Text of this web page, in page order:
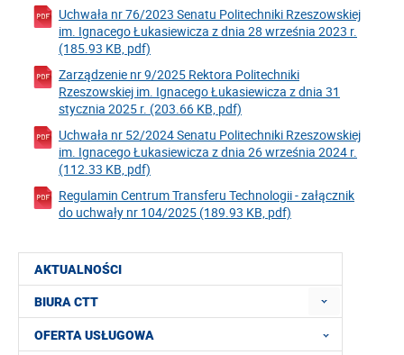
AKTUALNOŚCI
BIURA CTT
OFERTA USŁUGOWA
Uchwała nr 76/2023 Senatu Politechniki Rzeszowskiej
im. Ignacego Łukasiewicza z dnia 28 września 2023 r.
(185.93 KB, pdf)
Zarządzenie nr 9/2025 Rektora Politechniki
Rzeszowskiej im. Ignacego Łukasiewicza z dnia 31
stycznia 2025 r. (203.66 KB, pdf)
Uchwała nr 52/2024 Senatu Politechniki Rzeszowskiej
im. Ignacego Łukasiewicza z dnia 26 września 2024 r.
(112.33 KB, pdf)
Regulamin Centrum Transferu Technologii - załącznik
do uchwały nr 104/2025 (189.93 KB, pdf)